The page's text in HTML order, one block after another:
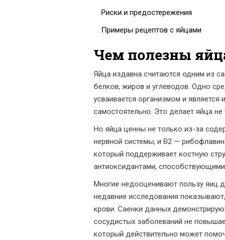
Риски и предостережения
Примеры рецептов с яйцами
Чем полезны
Яйца издавна считаются одним из
белков, жиров и углеводов. Одно
усваивается организмом и
самостоятельно. Это делает яйца
Но яйца ценны не только из-за
нервной системы, и B2 —
который поддерживает костную
антиоксидантами,
Многие недооценивают пользу яиц
недавние исследования
крови. Саенки данных
сосудистых заболеваний не
который действительно может